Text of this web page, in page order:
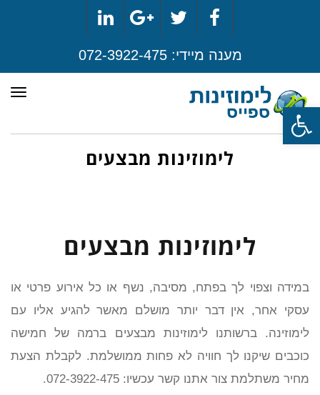
פתח סרגל נגישות
Facebook
Twitter
Google+
LinkedIn
מענה מיידי:072-3922-475
לימוזינות מבצעים
לימוזינות מבצעים
במידה וצפוי לך בפתח, מסיבה, נשף או כל אירוע פרטי או
עסקי אחר, אין דבר יותר מושלם מאשר להגיע אליו עם
לימוזינה. ברשותנו לימוזינות מבצעים ברמה של חמישה
כוכבים שיקנו לך חוויה לא פחות ממושלמת. לקבלת הצעת
מחיר משתלמת צור אתנו קשר עכשיו: 072-3922-475.